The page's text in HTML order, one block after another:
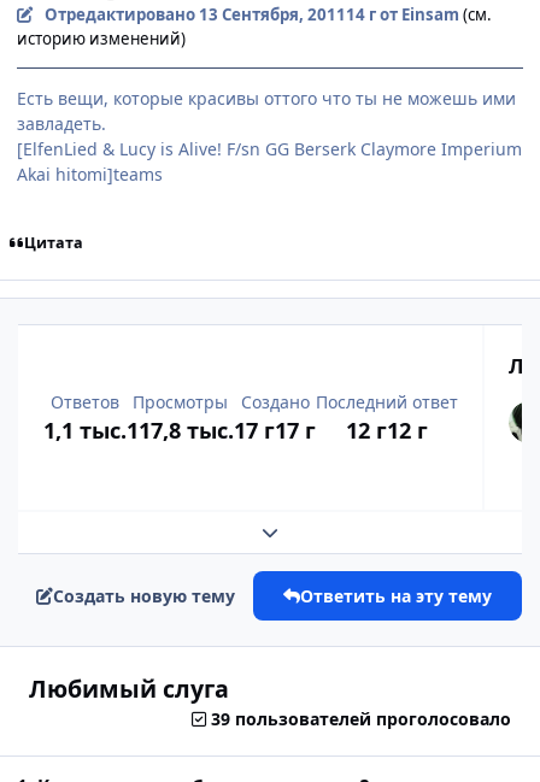
Отредактировано 13 Сентября, 201114 гот Einsam (см.
историю изменений)
Есть вещи, которые красивы оттого что ты не можешь ими
завладеть.
[ElfenLied & Lucy is Alive! F/sn GG Berserk Claymore Imperium
Akai hitomi]teams
Цитата
Ответов
1,1 тыс.
Просмотры
117,8 тыс.
Создано
17 г17 г
Последний ответ
12 г12 г
Развернуть обзор темы
Создать новую тему Ответить на эту тему
Любимый слуга
39 пользователей проголосовало